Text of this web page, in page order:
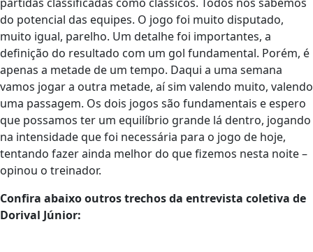
do potencial das equipes. O jogo foi muito disputado,
muito igual, parelho. Um detalhe foi importantes, a
definição do resultado com um gol fundamental. Porém, é
apenas a metade de um tempo. Daqui a uma semana
vamos jogar a outra metade, aí sim valendo muito, valendo
uma passagem. Os dois jogos são fundamentais e espero
que possamos ter um equilíbrio grande lá dentro, jogando
na intensidade que foi necessária para o jogo de hoje,
tentando fazer ainda melhor do que fizemos nesta noite –
opinou o treinador.
Confira abaixo outros trechos da entrevista coletiva de
Dorival Júnior: